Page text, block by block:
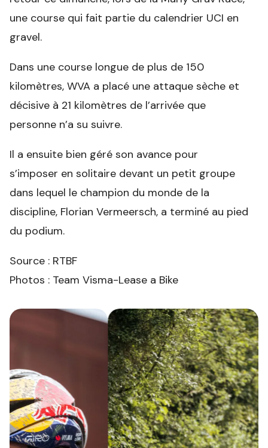
une course qui fait partie du calendrier UCI en
gravel.
Dans une course longue de plus de 150
kilomètres, WVA a placé une attaque sèche et
décisive à 21 kilomètres de l’arrivée que
personne n’a su suivre.
Il a ensuite bien géré son avance pour
s’imposer en solitaire devant un petit groupe
dans lequel le champion du monde de la
discipline, Florian Vermeersch, a terminé au pied
du podium.
Source : RTBF
Photos : Team Visma-Lease a Bike